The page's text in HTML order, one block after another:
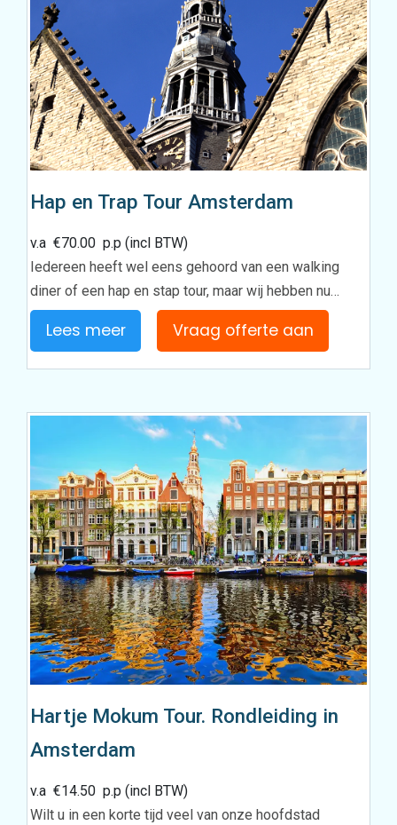
Hap en Trap Tour Amsterdam
v.a€70.00 p.p (incl BTW)
Iedereen heeft wel eens gehoord van een walking
diner of een hap en stap tour, maar wij hebben nu…
Lees meer Vraag offerte aan
Hartje Mokum Tour. Rondleiding in
Amsterdam
v.a€14.50 p.p (incl BTW)
Wilt u in een korte tijd veel van onze hoofdstad